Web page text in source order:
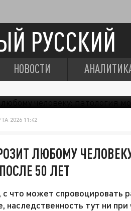
РУССКИЙ
НОВОСТИ
2026 11:42
ЛЮБОМУ
50 ЛЕТ
с что может спровоцировать
наследственность тут ни при